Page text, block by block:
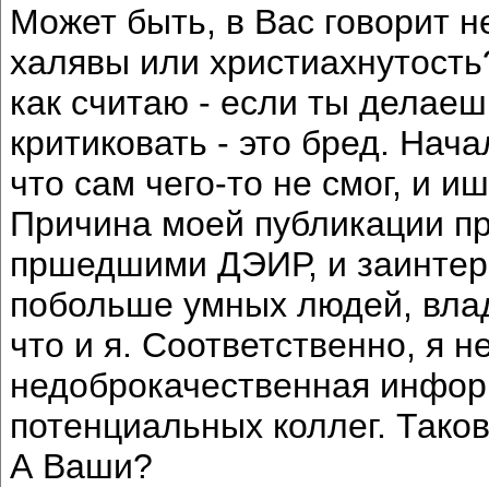
Может быть, в Вас говорит
халявы или
как считаю - если ты
критиковать - это бред.
что сам чего-то не смог, и
Причина моей публикации
пршедшими ДЭИР, и
побольше умных людей,
что и я. Соответственно, я
недоброкачественная
потенциальных коллег.
А Ваши?